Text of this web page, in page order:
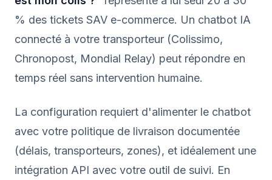
% des tickets SAV e-commerce. Un chatbot IA
connecté à votre transporteur (Colissimo,
Chronopost, Mondial Relay) peut répondre en
temps réel sans intervention humaine.
La configuration requiert d'alimenter le chatbot
avec votre politique de livraison documentée
(délais, transporteurs, zones), et idéalement une
intégration API avec votre outil de suivi. En